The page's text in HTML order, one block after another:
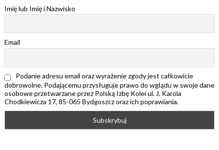
Imię lub Imię i Nazwisko
Email
Podanie adresu email oraz wyrażenie zgody jest całkowicie
dobrowolne. Podającemu przysługuje prawo do wglądu w swoje dane
osobowe przetwarzane przez Polską Izbę Kolei ul. J. Karola
Chodkiewicza 17, 85-065 Bydgoszcz oraz ich poprawiania.